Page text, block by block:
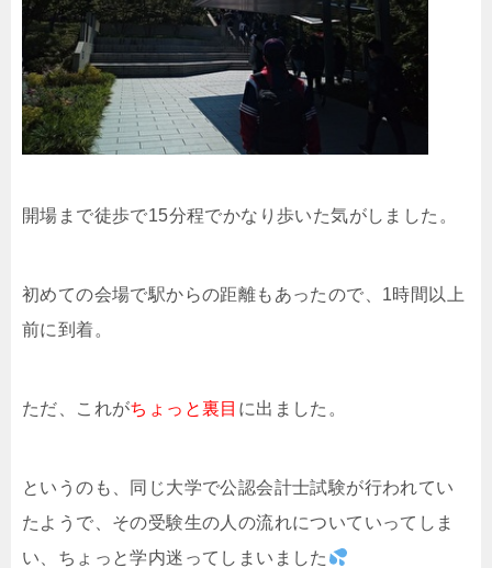
開場まで徒歩で15分程でかなり歩いた気がしました。
初めての会場で駅からの距離もあったので、1時間以上
前に到着。
ただ、これがちょっと裏目 に出ました。
というのも、同じ大学で公認会計士試験が行われてい
たようで、その受験生の人の流れについていってしま
い、ちょっと学内迷ってしまいました